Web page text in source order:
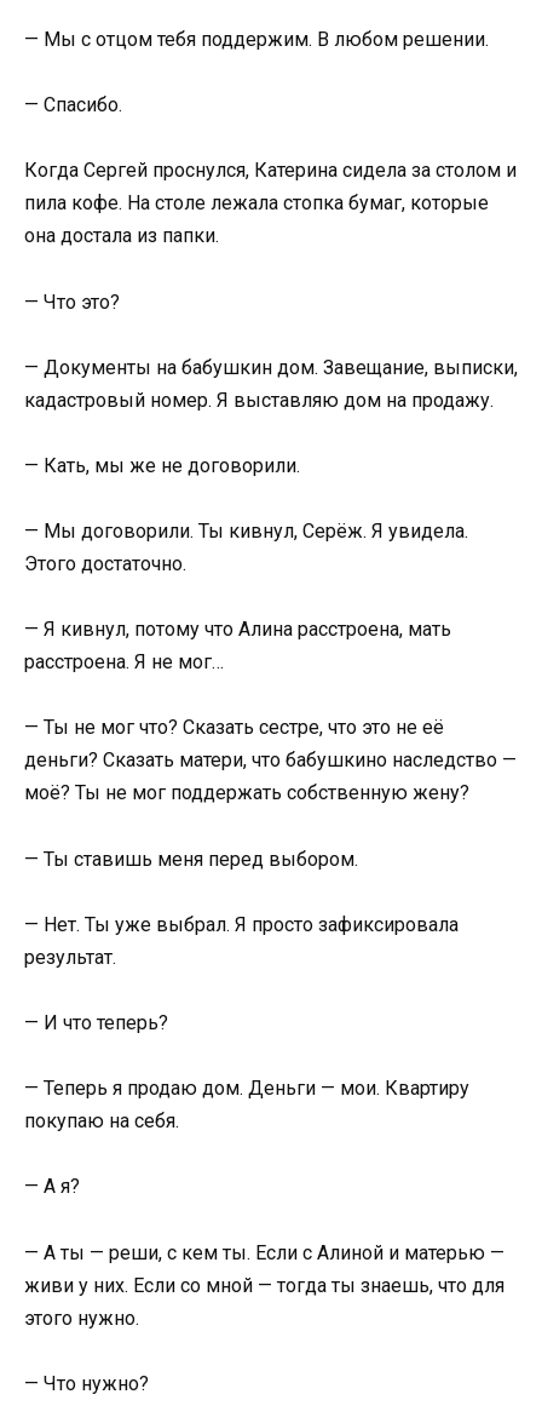
— Мы с отцом тебя поддержим. В любом решении.
— Спасибо.
Когда Сергей проснулся, Катерина сидела за столом и
пила кофе. На столе лежала стопка бумаг, которые
она достала из папки.
— Что это?
— Документы на бабушкин дом. Завещание, выписки,
кадастровый номер. Я выставляю дом на продажу.
— Кать, мы же не договорили.
— Мы договорили. Ты кивнул, Серёж. Я увидела.
Этого достаточно.
— Я кивнул, потому что Алина расстроена, мать
расстроена. Я не мог…
— Ты не мог что? Сказать сестре, что это не её
деньги? Сказать матери, что бабушкино наследство —
моё? Ты не мог поддержать собственную жену?
— Ты ставишь меня перед выбором.
— Нет. Ты уже выбрал. Я просто зафиксировала
результат.
— И что теперь?
— Теперь я продаю дом. Деньги — мои. Квартиру
покупаю на себя.
— А я?
— А ты — реши, с кем ты. Если с Алиной и матерью —
живи у них. Если со мной — тогда ты знаешь, что для
этого нужно.
— Что нужно?